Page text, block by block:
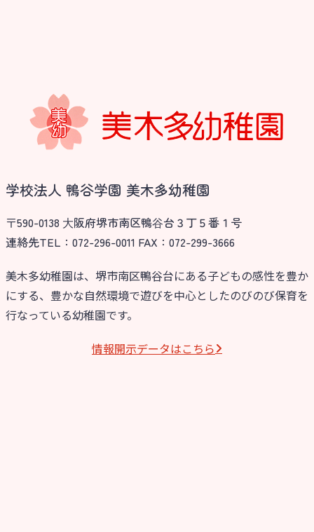
学校法人 鴨谷学園 美木多幼稚園
〒590-0138 ⼤阪府堺市南区鴨⾕台３丁５番１号
連絡先TEL：072-296-0011 FAX：072-299-3666
美木多幼稚園は、堺市南区鴨谷台にある子どもの感性を豊か
にする、豊かな自然環境で遊びを中心としたのびのび保育を
行なっている幼稚園です。
情報開⽰データはこちら
お知らせ
今日の幼稚園
園児募集要項
教職員募集
園のこと